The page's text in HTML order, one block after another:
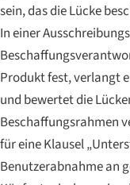
sein, das die Lücke
In einer
Produkt fest, verlangt
und bewertet die
Beschaffungsrahmen
für eine Klausel
Benutzerabnahme an